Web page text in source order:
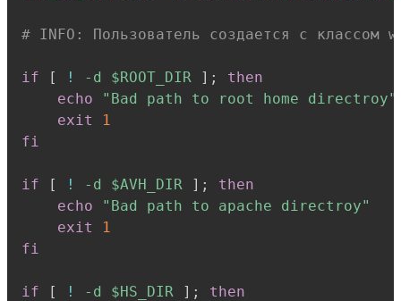
# INFO: Пользователь создается с классом
if [ ! -d $ROOT_DIR ] ;
then
echo
"Bad path to root home directroy"
exit
1
fi
if [ ! -d $AVH_DIR ] ;
then
echo
"Bad path to apache directroy"
exit
1
fi
if [ ! -d $HS_DIR ] ;
then